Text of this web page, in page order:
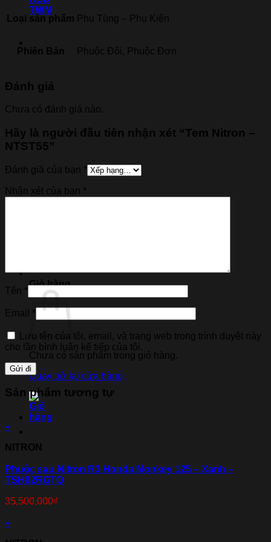
TWM
Giỏ hàng
Chưa có sản phẩm trong giỏ hàng.
Quay trở lại cửa hàng
Loại sản phẩm Phụ Tùng – Phụ Kiện
Phiên Bản Phuộc Đôi, Phuộc Đơn
Đánh giá
Chưa có đánh giá nào.
Hãy là người đầu tiên nhận xét “Tem Nitron –
NTST55”
Đánh giá của bạn *
Nhận xét của bạn *
Tên *
Email
Lưu tên của tôi, email, và trang web trong trình duyệt này
cho lần bình luận kế tiếp của tôi.
Sản phẩm tương tự
+
NITRON
Phuộc sau Nitron R3 Honda Monkey 125 – Xanh –
TSH82RGTQ
35,500,000₫
+